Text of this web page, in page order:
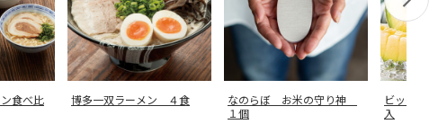
食べ比
博多一双ラーメン ４食
なのらぼ お米の守り神
１個
ビッグマス
入